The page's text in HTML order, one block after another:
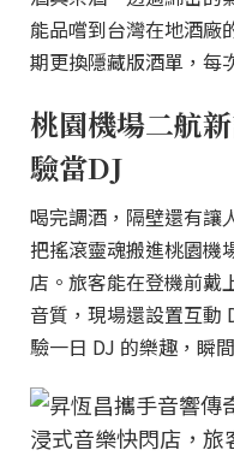
能品嚐到台灣在地酒廠
期更換隱藏版酒單，每
桃園機場二航
驗當DJ
喝完調酒，隔壁還有讓
把搖滾靈魂搬進桃園機
店。旅客能在登機前戴
音質，現場還設置互動
驗一日 DJ 的樂趣，瞬